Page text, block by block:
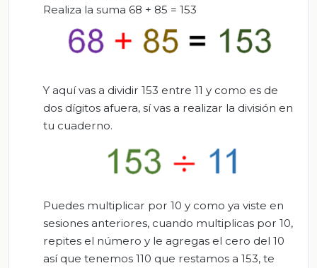
Realiza la suma 68 + 85 = 153
Y aquí vas a dividir 153 entre 11 y como es de
dos dígitos afuera, sí vas a realizar la división en
tu cuaderno.
Puedes multiplicar por 10 y como ya viste en
sesiones anteriores, cuando multiplicas por 10,
repites el número y le agregas el cero del 10
así que tenemos 110 que restamos a 153, te